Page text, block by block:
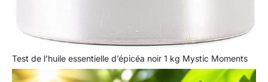
Test de l’huile essentielle d’épicéa noir 1 kg Mystic Moments